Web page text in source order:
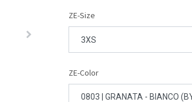
ZE-Size
ZE-Color